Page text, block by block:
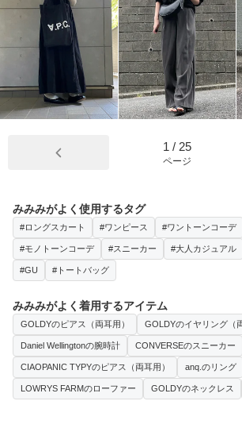
1 / 25
ページ
みみみがよく使用するタグ
#ロングスカート #ワンピース #ワントーンコーデ
#モノトーンコーデ #スニーカー #大人カジュアル
#GU #トートバッグ
みみみがよく着用するアイテム
GOLDYのピアス（両耳用） GOLDYのイヤリング（
Daniel Wellingtonの腕時計 CONVERSEのスニーカー
CIAOPANIC TYPYのピアス（両耳用） anq.のリング
LOWRYS FARMのローファー GOLDYのネックレス